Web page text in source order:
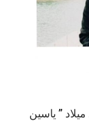
” ياسين